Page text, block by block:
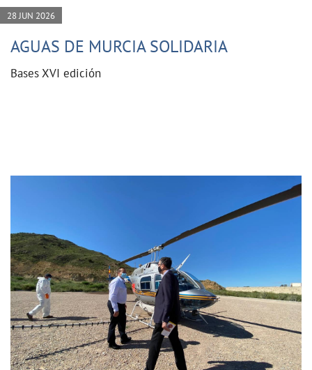
28 JUN 2026
AGUAS DE MURCIA SOLIDARIA
Bases XVI edición